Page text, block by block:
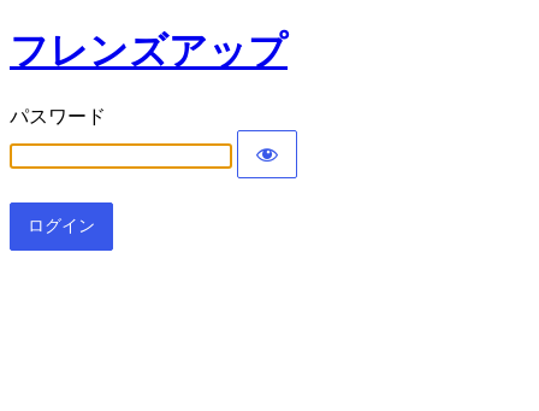
フレンズアップ
パスワード